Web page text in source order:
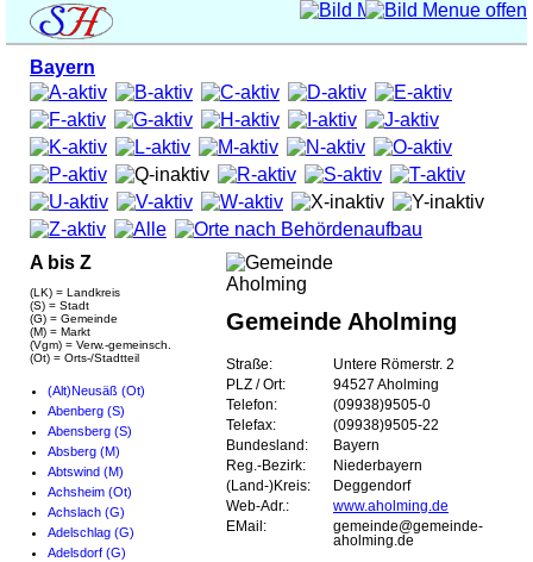
Bayern
A bis Z
(LK) = Landkreis
(S) = Stadt
(G) = Gemeinde
(M) = Markt
(Vgm) = Verw.-gemeinsch.
(Ot) = Orts-/Stadtteil
(Alt)Neusäß (Ot)
Abenberg (S)
Abensberg (S)
Absberg (M)
Abtswind (M)
Achsheim (Ot)
Achslach (G)
Adelschlag (G)
Adelsdorf (G)
Gemeinde Aholming
Straße:
Untere Römerstr. 2
PLZ / Ort:
94527 Aholming
Telefon:
(09938)9505-0
Telefax:
(09938)9505-22
Bundesland:
Bayern
Reg.-Bezirk:
Niederbayern
(Land-)Kreis:
Deggendorf
Web-Adr.:
www.aholming.de
EMail:
gemeinde@gemeinde-
aholming.de